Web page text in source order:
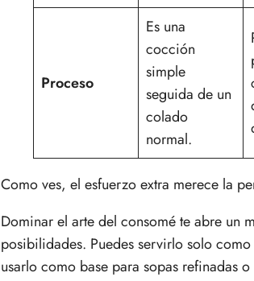
Proceso
Es una
cocción
simple
seguida de un
colado
normal.
Como ves, el esfuerzo extra merece la
Dominar el arte del consomé te abre un
posibilidades. Puedes servirlo solo como
usarlo como base para sopas refinadas